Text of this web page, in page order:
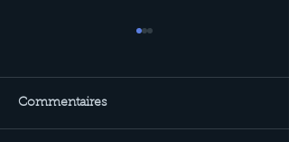
Commentaires